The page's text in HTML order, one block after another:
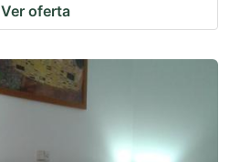
Ver oferta